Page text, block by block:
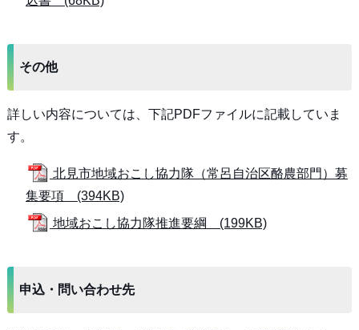
その他
詳しい内容については、下記PDFファイルに記載していま
す。
北見市地域おこし協力隊（常呂自治区酪農部門）募
集要項 (394KB)
地域おこし協力隊推進要綱 (199KB)
申込・問い合わせ先